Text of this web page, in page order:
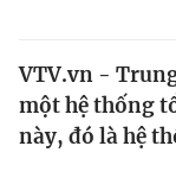
Thế giới
Tin tức
Kinh tế
VTV.vn -
một hệ thống
này, đó là hệ